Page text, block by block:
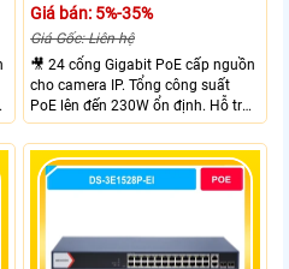
Giá bán: 5%-35%
Giá Gốc: Liên hệ
🎥 24 cổng Gigabit PoE cấp nguồn
cho camera IP. Tổng công suất
PoE lên đến 230W ổn định. Hỗ trợ
truyền PoE xa đến 300 mét. Băng
thông chuyển mạch đạt 68 Gbps
mạnh mẽ.